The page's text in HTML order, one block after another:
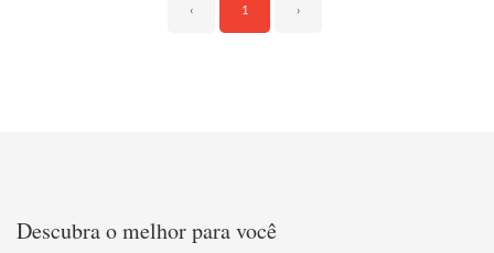
‹ 1 ›
Descubra o melhor para você